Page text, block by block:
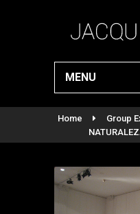
MENU
Home Group